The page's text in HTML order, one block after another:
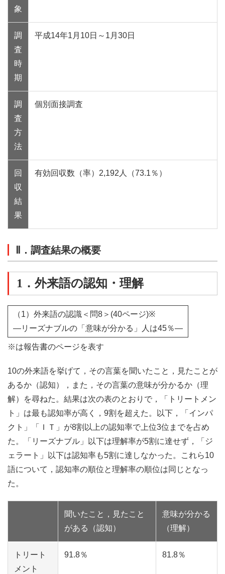
象
調
査
時
期
平成14年1月10日～1月30日
調
査
方
法
個別面接調査
回
収
結
果
有効回収数（率）2,192人（73.1％）
Ⅱ．調査結果の概要
1．外来語の認知・理解
（1）外来語の認識＜問8＞(40ページ)※
―リーズナブルの「意味が分かる」人は45％―
※は報告書のページを表す
10の外来語を挙げて，その言葉を聞いたこと，見たことが
あるか（認知），また，その言葉の意味が分かるか（理
解）を尋ねた。結果は次の表のとおりで，「トリートメン
ト」は最も認知率が高く，9割を超えた。以下，「インパ
クト」「ＩＴ」が8割以上の認知率で上位3位までを占め
た。「リーズナブル」以下は理解率が5割に達せず，「ジ
ェラート」以下は認知率も5割に達しなかった。これら10
語について，認知率の順位と理解率の順位は同じとなっ
た。
聞いたこと，見たこと
がある（認知）
意味が分かる
（理解）
トリート
メント
91.8％ 81.8％